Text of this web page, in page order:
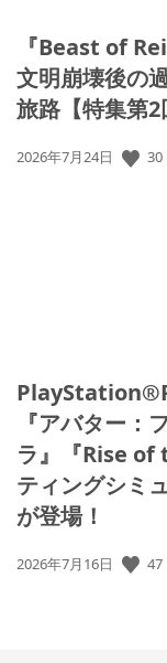
『Beast of
文明崩壊後の
旅路【特集第2
公
2026年7月24日 30
『アバター：
ラ』『Rise of
ティングシミ
が登場！
公
2026年7月16日 47